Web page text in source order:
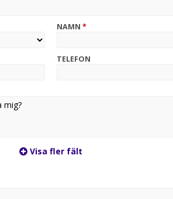
NAMN *
TELEFON
Visa fler fält